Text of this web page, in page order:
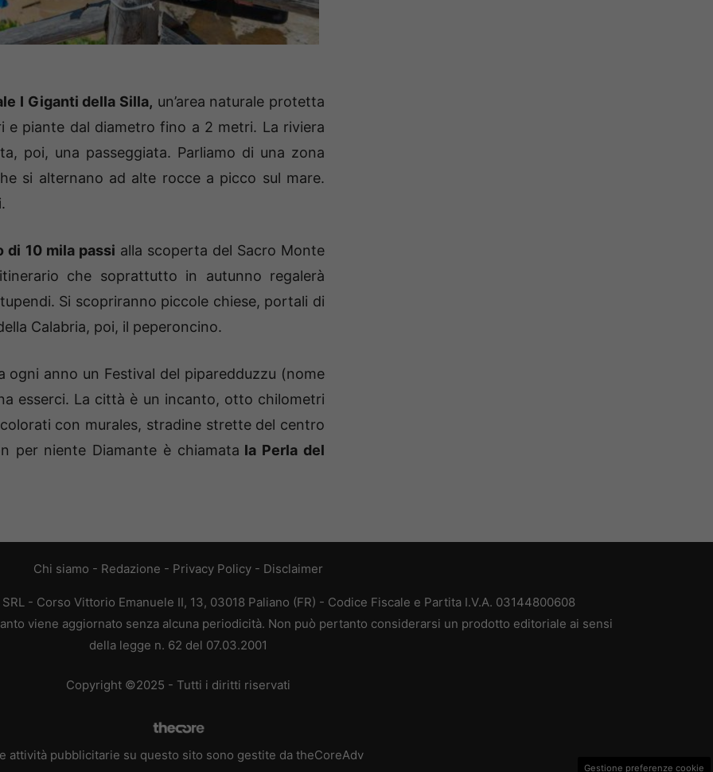
I Giganti della Silla, un’area naturale protetta
e piante dal diametro fino a 2 metri. La riviera
poi, una passeggiata. Parliamo di una zona
si alternano ad alte rocce a picco sul mare.
di 10 mila passi alla scoperta del Sacro Monte
che soprattutto in autunno regalerà
Si scopriranno piccole chiese, portali di
Calabria, poi, il peperoncino.
ogni anno un Festival del piparedduzzu (nome
esserci. La città è un incanto, otto chilometri
con murales, stradine strette del centro
per niente Diamante è chiamata la Perla del
Chi siamo - Redazione - Privacy Policy - Disclaimer
- Corso Vittorio Emanuele II, 13, 03018 Paliano (FR) - Codice Fiscale e Partita I.V.A. 03144800608
viene aggiornato senza alcuna periodicità. Non può pertanto considerarsi un prodotto editoriale ai sensi
della legge n. 62 del 07.03.2001
Copyright ©2025 - Tutti i diritti riservati
attività pubblicitarie su questo sito sono gestite da theCoreAdv
Gestione preferenze cookie